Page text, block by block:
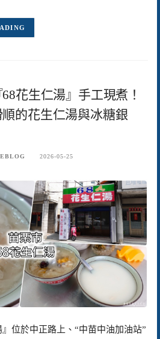
花生仁湯』手工現煮！
的花生仁湯與冰糖銀
2026-05-25
位於中正路上、“中苗中油加油站”